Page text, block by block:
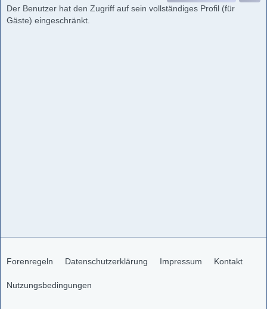
Der Benutzer hat den Zugriff auf sein vollständiges Profil (für
Gäste) eingeschränkt.
Forenregeln Datenschutzerklärung Impressum Kontakt
Nutzungsbedingungen